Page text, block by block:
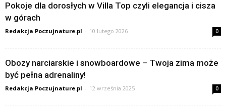
Pokoje dla dorosłych w Villa Top czyli elegancja i cisza
w górach
Redakcja Poczujnature.pl - 10 lutego 2026 0
Obozy narciarskie i snowboardowe – Twoja zima może
być pełna adrenaliny!
Redakcja Poczujnature.pl - 12 września 2025 0